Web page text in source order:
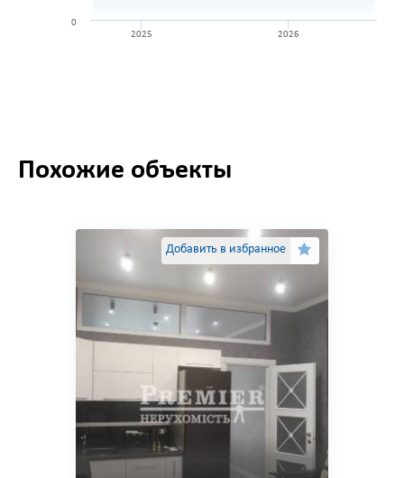
2025 2026
0
Похожие объекты
Добавить в избранное